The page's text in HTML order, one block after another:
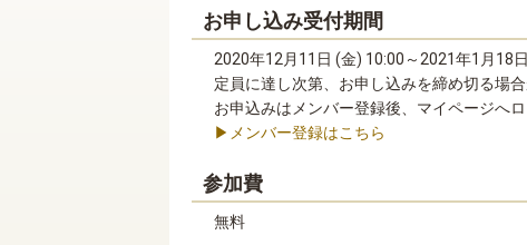
お申し込み受付期間
2020年12月11日 (金) 10:00～2021年1月18
定員に達し次第、お申し込みを締め切る場
お申込みはメンバー登録後、マイページへ
▶メンバー登録はこちら
参加費
無料